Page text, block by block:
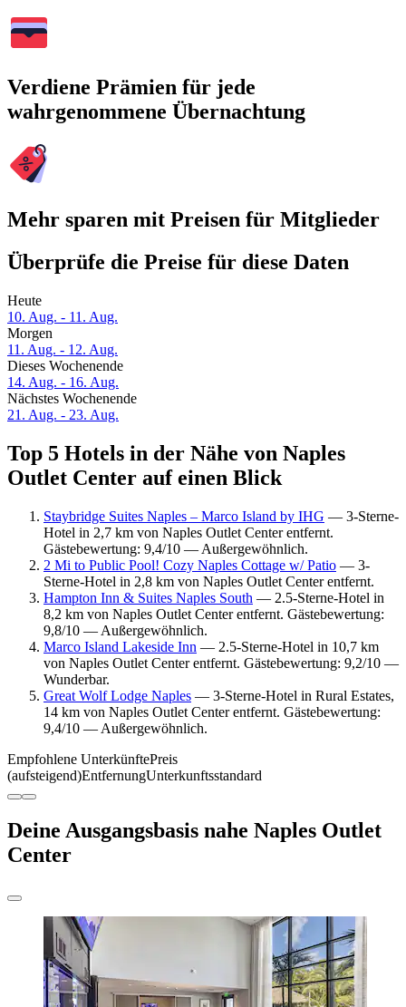
Verdiene Prämien für jede
wahrgenommene Übernachtung
Mehr sparen mit Preisen für Mitglieder
Überprüfe die Preise für diese Daten
Heute
10. Aug. - 11. Aug.
Morgen
11. Aug. - 12. Aug.
Dieses Wochenende
14. Aug. - 16. Aug.
Nächstes Wochenende
21. Aug. - 23. Aug.
Top 5 Hotels in der Nähe von Naples
Outlet Center auf einen Blick
Staybridge Suites Naples – Marco Island by IHG — 3-Sterne-
Hotel in 2,7 km von Naples Outlet Center entfernt.
Gästebewertung: 9,4/10 — Außergewöhnlich.
2 Mi to Public Pool! Cozy Naples Cottage w/ Patio — 3-
Sterne-Hotel in 2,8 km von Naples Outlet Center entfernt.
Hampton Inn & Suites Naples South — 2.5-Sterne-Hotel in
8,2 km von Naples Outlet Center entfernt. Gästebewertung:
9,8/10 — Außergewöhnlich.
Marco Island Lakeside Inn — 2.5-Sterne-Hotel in 10,7 km
von Naples Outlet Center entfernt. Gästebewertung: 9,2/10 —
Wunderbar.
Great Wolf Lodge Naples — 3-Sterne-Hotel in Rural Estates,
14 km von Naples Outlet Center entfernt. Gästebewertung:
9,4/10 — Außergewöhnlich.
Empfohlene UnterkünftePreis
(aufsteigend)EntfernungUnterkunftsstandard
Deine Ausgangsbasis nahe Naples Outlet
Center